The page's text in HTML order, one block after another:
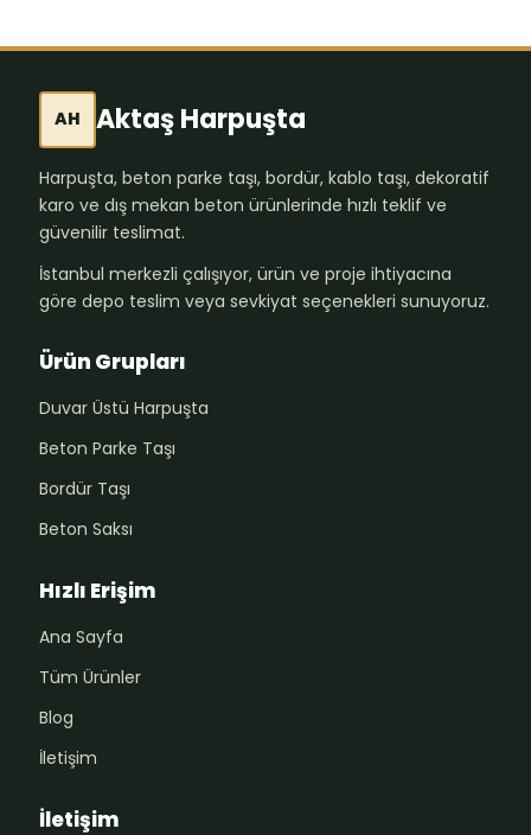
AH Aktaş Harpuşta
Harpuşta, beton parke taşı, bordür, kablo taşı, dekoratif
karo ve dış mekan beton ürünlerinde hızlı teklif ve
güvenilir teslimat.
İstanbul merkezli çalışıyor, ürün ve proje ihtiyacına
göre depo teslim veya sevkiyat seçenekleri sunuyoruz.
Ürün Grupları
Duvar Üstü Harpuşta
Beton Parke Taşı
Bordür Taşı
Beton Saksı
Hızlı Erişim
Ana Sayfa
Tüm Ürünler
Blog
İletişim
İletişim